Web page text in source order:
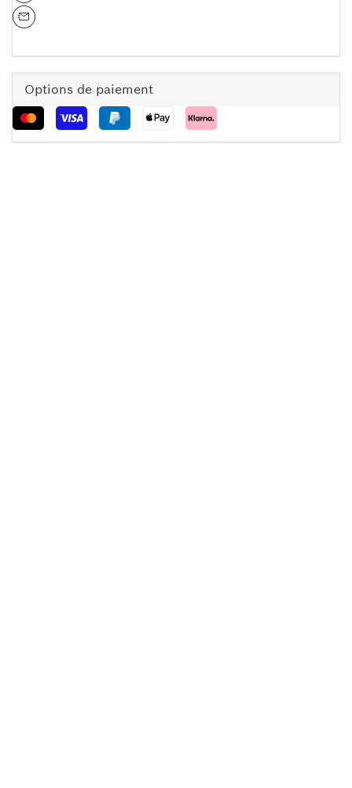
Options de paiement